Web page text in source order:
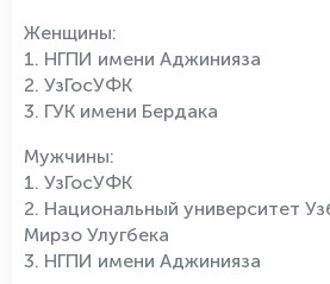
Женщины:
1. НГПИ имени Аджинияза
2. УзГосУФК
3. ГУК имени Бердака
Мужчины:
1. УзГосУФК
2. Национальный университет
Мирзо Улугбека
3. НГПИ имени Аджинияза